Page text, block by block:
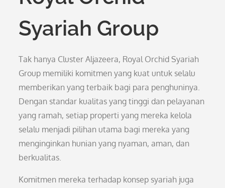
Syariah Group
Tak hanya Cluster Aljazeera, Royal Orchid Syariah
Group memiliki komitmen yang kuat untuk selalu
memberikan yang terbaik bagi para penghuninya.
Dengan standar kualitas yang tinggi dan pelayanan
yang ramah, setiap properti yang mereka kelola
selalu menjadi pilihan utama bagi mereka yang
menginginkan hunian yang nyaman, aman, dan
berkualitas.
Komitmen mereka terhadap konsep syariah juga